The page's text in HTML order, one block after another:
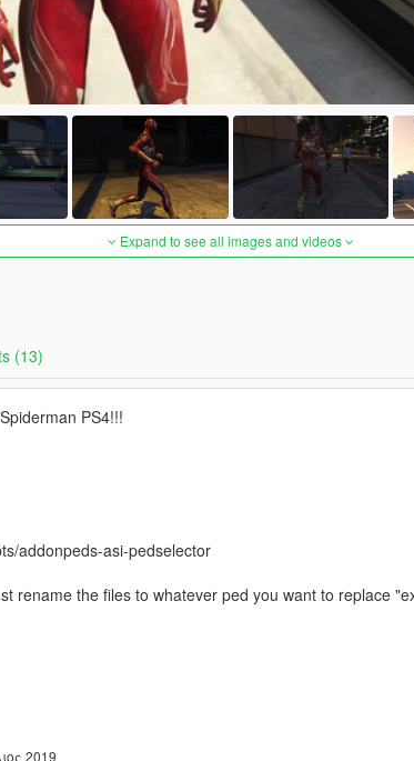
Expand to see all images and videos
(13)
PS4!!!
addonpeds-asi-pedselector
rename the files to whatever ped you want to replace
2019